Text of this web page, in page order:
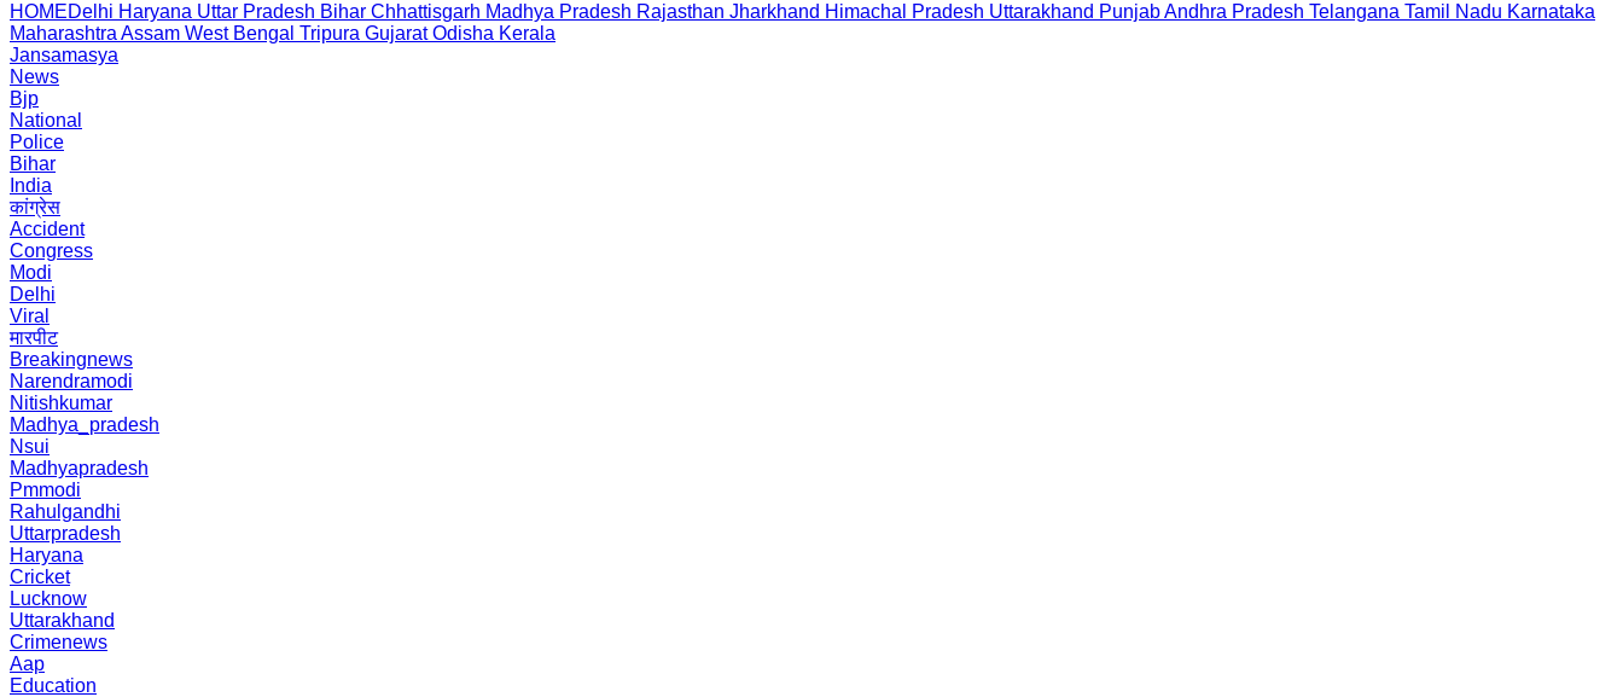
HOMEDelhi Haryana Uttar Pradesh Bihar Chhattisgarh Madhya Pradesh Rajasthan Jharkhand Himachal Pradesh Uttarakhand PunjabAndhra Pradesh Telangana Tamil Nadu Karnataka
Maharashtra Assam West Bengal Tripura Gujarat Odisha Kerala
Jansamasya
News
Bjp
National
Police
Bihar
India
कांग्रेस
Accident
Congress
Modi
Delhi
Viral
मारपीट
Breakingnews
Narendramodi
Nitishkumar
Madhya_pradesh
Nsui
Madhyapradesh
Pmmodi
Rahulgandhi
Uttarpradesh
Haryana
Cricket
Lucknow
Uttarakhand
Crimenews
Aap
Education